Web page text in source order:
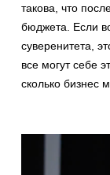
такова, что
бюджета. Если
суверенитета,
все могут себе
сколько бизнес